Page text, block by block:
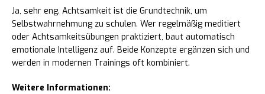
Ja, sehr eng. Achtsamkeit ist die Grundtechnik, um
Selbstwahrnehmung zu schulen. Wer regelmäßig meditiert
oder Achtsamkeitsübungen praktiziert, baut automatisch
emotionale Intelligenz auf. Beide Konzepte ergänzen sich und
werden in modernen Trainings oft kombiniert.
Weitere Informationen: